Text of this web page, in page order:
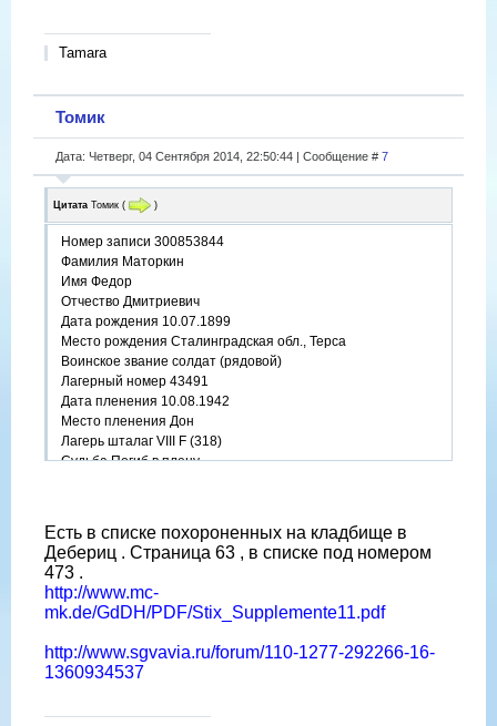
Tamara
Томик
Дата: Четверг, 04 Сентября 2014, 22:50:44 | Сообщение # 7
Цитата Томик ( )
Номер записи 300853844
Фамилия Маторкин
Имя Федор
Отчество Дмитриевич
Дата рождения 10.07.1899
Место рождения Сталинградская обл., Терса
Воинское звание солдат (рядовой)
Лагерный номер 43491
Дата пленения 10.08.1942
Место пленения Дон
Лагерь шталаг VIII F (318)
Судьба Погиб в плену
Есть в списке похороненных на кладбище в
Дебериц . Страница 63 , в списке под номером
473 .
http://www.mc-
mk.de/GdDH/PDF/Stix_Supplemente11.pdf
http://www.sgvavia.ru/forum/110-1277-292266-16-
1360934537